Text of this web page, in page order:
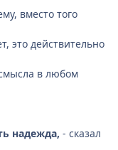
вместо того
это действительно
в любом
надежда, - сказал